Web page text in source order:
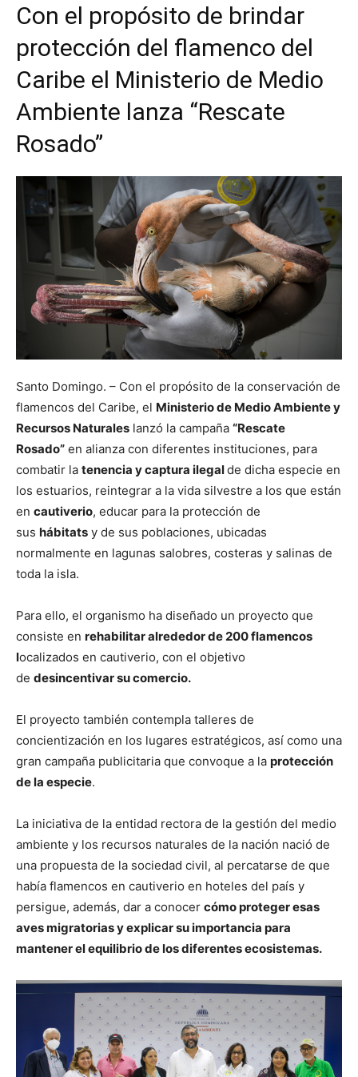
Con el propósito de brindar
protección del flamenco del
Caribe el Ministerio de Medio
Ambiente lanza “Rescate
Rosado”
Santo Domingo. – Con el propósito de la conservación de
flamencos del Caribe, el Ministerio de Medio Ambiente y
Recursos Naturales lanzó la campaña “Rescate
Rosado” en alianza con diferentes instituciones, para
combatir la tenencia y captura ilegalde dicha especie en
los estuarios, reintegrar a la vida silvestre a los que están
en cautiverio, educar para la protección de
sus hábitats y de sus poblaciones, ubicadas
normalmente en lagunas salobres, costeras y salinas de
toda la isla.
Para ello, el organismo ha diseñado un proyecto que
consiste en rehabilitar alrededor de 200 flamencos
localizados en cautiverio, con el objetivo
de desincentivar su comercio.
El proyecto también contempla talleres de
concientización en los lugares estratégicos, así como una
gran campaña publicitaria que convoque a la protección
de la especie.
La iniciativa de la entidad rectora de la gestión del medio
ambiente y los recursos naturales de la nación nació de
una propuesta de la sociedad civil, al percatarse de que
había flamencos en cautiverio en hoteles del país y
persigue, además, dar a conocer cómo proteger esas
aves migratorias y explicar su importancia para
mantener el equilibrio de los diferentes ecosistemas.